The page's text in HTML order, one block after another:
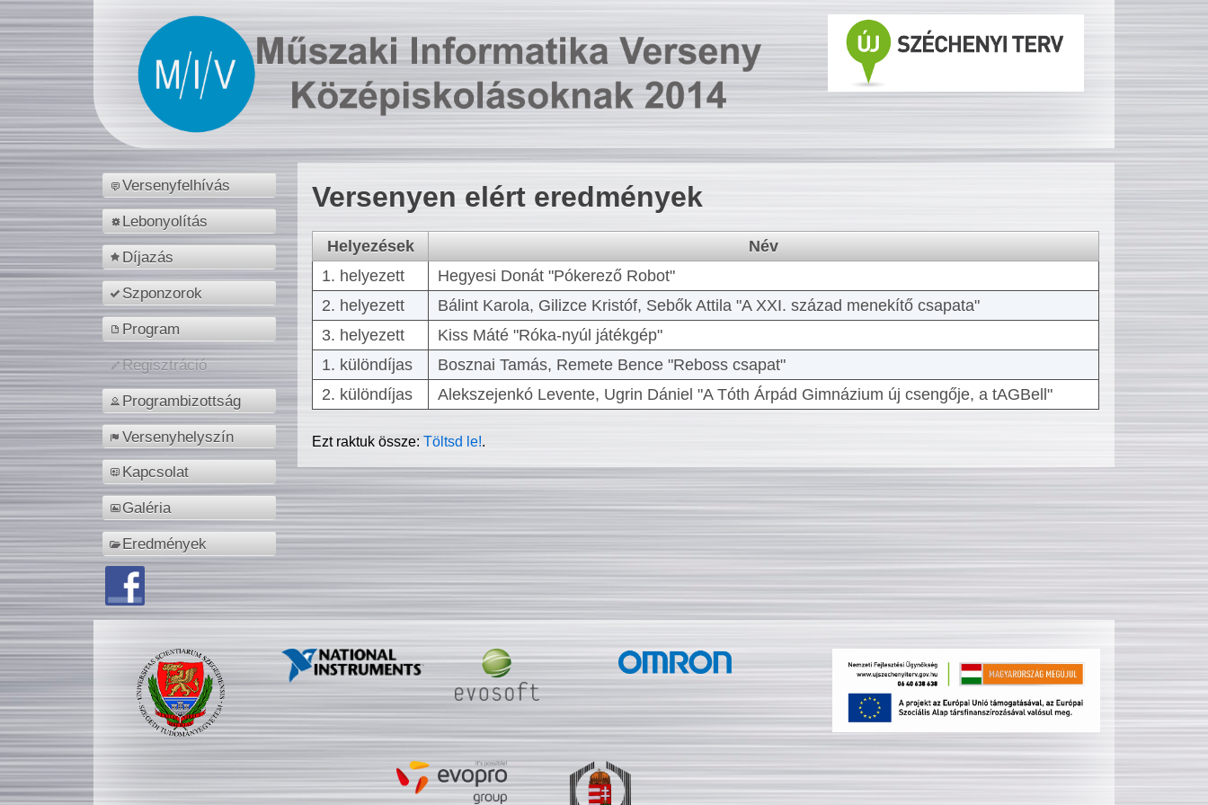
Versenyfelhívás
Lebonyolítás
Díjazás
Szponzorok
Program
Regisztráció
Programbizottság
Versenyhelyszín
Kapcsolat
Galéria
Eredmények
Versenyen elért eredmények
Helyezések
Név
1. helyezett
Hegyesi Donát "Pókerező Robot"
2. helyezett
Bálint Karola, Gilizce Kristóf, Sebők Attila "A XXI. század menekítő csapata"
3. helyezett
Kiss Máté "Róka-nyúl játékgép"
1. különdíjas
Bosznai Tamás, Remete Bence "Reboss csapat"
2. különdíjas
Alekszejenkó Levente, Ugrin Dániel "A Tóth Árpád Gimnázium új csengője, a tAGBell"
Ezt raktuk össze:Töltsd le!.